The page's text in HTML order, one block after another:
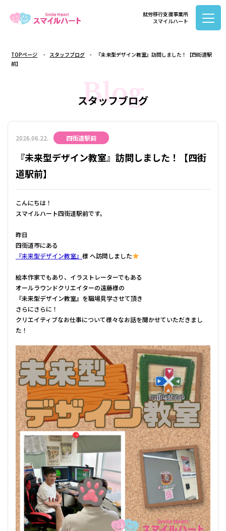
就労移行支援事業所
スマイルハート
TOPページ スタッフブログ
『未来型デザイン教室』訪問しました！【四街道駅
前】
スタッフブログ
Blog
2026.06.22. 四街道駅前
『未来型デザイン教室』訪問しました！【四街
道駅前】
こんにちは！
スマイルハート四街道駅前です。
昨日
四街道市にある
『未来型デザイン教室』 様 へ訪問しました
絵本作家でもあり、イラストレーターでもある
オールラウンドクリエイターの遠藤様の
『未来型デザイン教室』を職場見学させて頂き
さらにさらに！
クリエイティブなお仕事について様々なお話を聞かせていただきまし
た！